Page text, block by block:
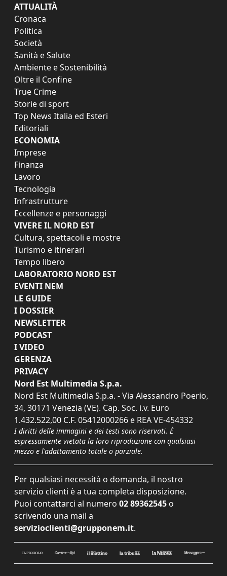
ATTUALITÀ
Cronaca
Politica
Società
Sanità e Salute
Ambiente e Sostenibilità
Oltre il Confine
True Crime
Storie di sport
Top News Italia ed Esteri
Editoriali
ECONOMIA
Imprese
Finanza
Lavoro
Tecnologia
Infrastrutture
Eccellenze e personaggi
VIVERE IL NORD EST
Cultura, spettacoli e mostre
Turismo e itinerari
Tempo libero
LABORATORIO NORD EST
EVENTI NEM
LE GUIDE
I DOSSIER
NEWSLETTER
PODCAST
I VIDEO
GERENZA
PRIVACY
Nord Est Multimedia S.p.a.
Nord Est Multimedia S.p.a. - Via Alessandro Poerio,
34, 30171 Venezia (VE). Cap. Soc. i.v. Euro
1.432.522,00 C.F. 05412000266 e REA VE-454332
I diritti delle immagini e dei testi sono riservati. È
espressamente vietata la loro riproduzione con qualsiasi
mezzo e l'adattamento totale o parziale.
Per qualsiasi necessità o domanda, il nostro
servizio clienti è a tua completa disposizione.
Puoi contattarci al numero 02 89362545 o
scrivendo una mail a
servizioclienti@grupponem.it.